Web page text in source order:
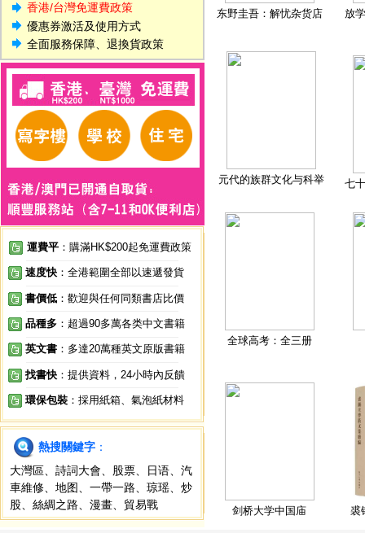
香港/台灣免運費政策
優惠券激活及使用方式
全面服務保障、退換貨政策
運費平 ：購滿HK$200起免運費政策
速度快 ：全港範圍全部以速遞發貨
書價低 ：歡迎與任何同類書店比價
品種多 ：超過90多萬各类中文書籍
英文書 ：多達20萬種英文原版書籍
找書快 ：提供資料，24小時內反饋
環保包裝 ：採用紙箱、氣泡紙材料
熱搜關鍵字 ：
大灣區
詩詞大會 股票 日语
汽
車維修
地图 一帶一路 琼瑶
炒
股
絲綢之路 漫畫 貿易戰
东野圭吾：解忧杂货店 放
元代的族群文化与科举 七
全球高考：全三册
剑桥大学中国庙 裘